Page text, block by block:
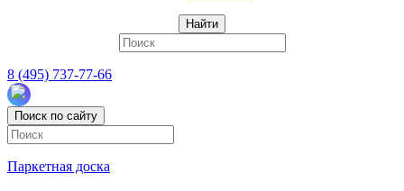
Найти
8 (495) 737-77-66
Поиск по сайту
Паркетная доска